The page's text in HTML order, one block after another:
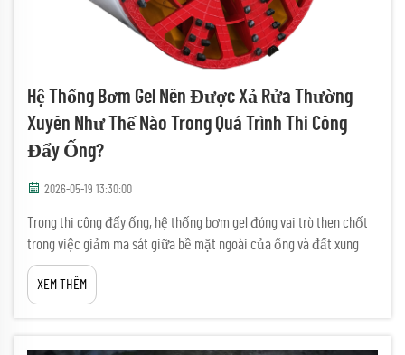
Hệ Thống Bơm Gel Nên Được Xả Rửa Thường
Xuyên Như Thế Nào Trong Quá Trình Thi Công
Đẩy Ống?
2026-05-19 13:30:00
Trong thi công đẩy ống, hệ thống bơm gel đóng vai trò then chốt
trong việc giảm ma sát giữa bề mặt ngoài của ống và đất xung
quanh, từ đó đảm bảo việc đẩy chuỗi ống qua lòng đất diễn ra
một cách trơn tru. Nếu hệ thống bôi trơn không được bảo trì
XEM THÊM